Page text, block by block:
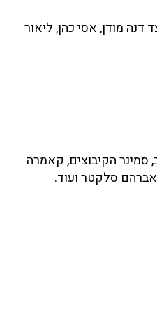
דנה מודן, אסי כהן, ליאור
סמינר הקיבוצים, קאמרה
סלקטר ועוד.